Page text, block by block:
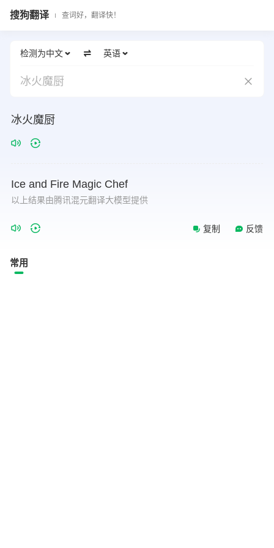
搜狗翻译 查词好，翻译快！
检测为中文 英语
冰火魔厨
冰火魔厨
Ice and Fire Magic Chef
以上结果由腾讯混元翻译大模型提供
复制 反馈
常用